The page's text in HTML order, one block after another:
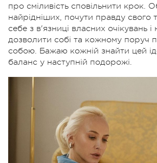
про сміливість сповільнити крок.
найрідніших, почути правду свого
себе з в'язниці власних очікувань і
дозволити собі та кожному поруч
собою. Бажаю кожній знайти цей
баланс у наступній подорожі.